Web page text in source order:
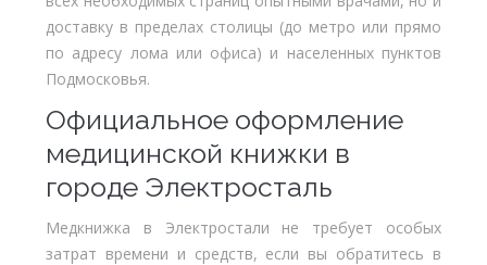
доставку в пределах столицы (до метро или прямо
по адресу лома или офиса) и населенных пунктов
Подмосковья.
Официальное оформление
медицинской книжки в
городе Электросталь
Медкнижка в Электростали не требует особых
затрат времени и средств, если вы обратитесь в